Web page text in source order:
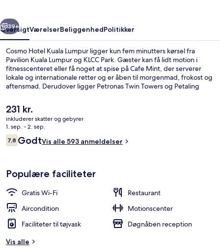
Næste
39+
OversigtVærelserBeliggenhedPolitikker
Cosmo Hotel Kuala Lumpur ligger kun fem minutters kørsel fra
Pavilion Kuala Lumpur og KLCC Park. Gæster kan få lidt motion i
fitnesscenteret eller få noget at spise på Cafe Mint, der serverer
lokale og internationale retter og er åben til morgenmad, frokost og
aftensmad. Derudover ligger Petronas Twin Towers og Petaling
Den
nuværende
pris
er
231 kr.
231 kr.
inkluderer skatter og gebyrer
1. sep. - 2. sep.
Anmeldelser
7,87,8 ud af 10.
GodtVis alle 593 anmeldelser
Populære faciliteter
Gratis Wi-Fi
Restaurant
Aircondition
Motionscenter
Faciliteter til tøjvask
Døgnåben reception
Vis alle